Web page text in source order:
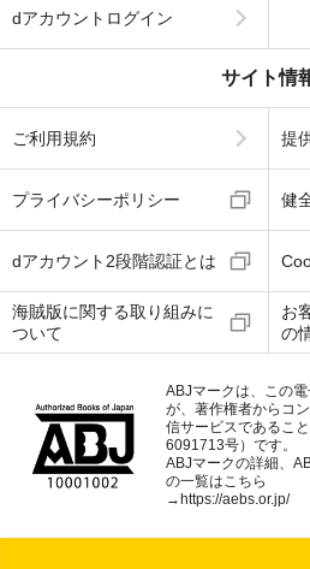
dアカウントログイン
サイト情
ご利用規約 提
プライバシーポリシー 健
dアカウント2段階認証とは
海賊版に関する取り組みに
ついて
お
の
ABJマークは、この
が、著作権者からコ
信サービスであるこ
6091713号）です。
ABJマークの詳細、
の一覧はこちら
→ https://aebs.or.jp/